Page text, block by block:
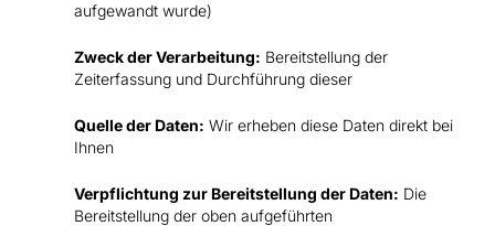
aufgewandt wurde)
Zweck der Verarbeitung: Bereitstellung der
Zeiterfassung und Durchführung dieser
Quelle der Daten: Wir erheben diese Daten direkt bei
Ihnen
Verpflichtung zur Bereitstellung der Daten: Die
Bereitstellung der oben aufgeführten